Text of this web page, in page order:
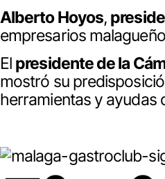
Alberto Hoyos,
empresarios
El presidente de la
mostró su
herramientas y ayudas